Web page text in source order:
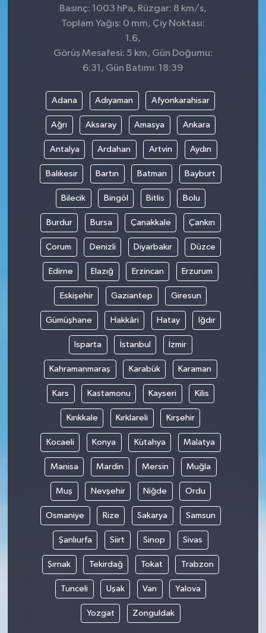
Basınç: 1003 hPa, Rüzgar: 8 km/s,
Toplam Yağış: 0 mm, Çiy Noktası:
1.6,
Görüş Mesafesi: 5 km, Gün Doğumu:
6:31, Gün Batımı: 18:39
Adana Adıyaman Afyonkarahisar
Ağrı Aksaray Amasya Ankara
Antalya Ardahan Artvin Aydın
Balıkesir Bartın Batman Bayburt
Bilecik Bingöl Bitlis Bolu
Burdur Bursa Çanakkale Çankırı
Çorum Denizli Diyarbakır Düzce
Edirne Elazığ Erzincan Erzurum
Eskişehir Gaziantep Giresun
Gümüşhane Hakkâri Hatay Iğdır
Isparta İstanbul İzmir
Kahramanmaraş Karabük Karaman
Kars Kastamonu Kayseri Kilis
Kırıkkale Kırklareli Kırşehir
Kocaeli Konya Kütahya Malatya
Manisa Mardin Mersin Muğla
Muş Nevşehir Niğde Ordu
Osmaniye Rize Sakarya Samsun
Şanlıurfa Siirt Sinop Sivas
Şırnak Tekirdağ Tokat Trabzon
Tunceli Uşak Van Yalova
Yozgat Zonguldak